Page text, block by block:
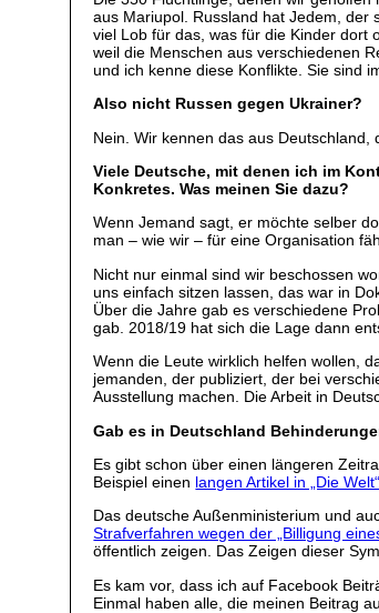
aus Mariupol. Russland hat Jedem, der
viel Lob für das, was für die Kinder dort
weil die Menschen aus verschiedenen
und ich kenne diese Konflikte. Sie sind
Also nicht Russen gegen Ukrainer?
Nein. Wir kennen das aus
Viele Deutsche, mit denen ich im
Konkretes. Was meinen Sie dazu?
Wenn Jemand sagt, er möchte selber
man – wie wir – für eine Organisation
Nicht nur einmal sind wir beschossen
uns einfach sitzen lassen, das war in
Über die Jahre gab es verschiedene
gab. 2018/19 hat sich die Lage dann
Wenn die Leute wirklich helfen wollen,
jemanden, der publiziert, der bei
Ausstellung machen. Die Arbeit in
Gab es in Deutschland
Es gibt schon über einen längeren
Beispiel einen langen Artikel in „Die Welt“
Das deutsche Außenministerium und
Strafverfahren wegen der „Billigung
öffentlich zeigen. Das Zeigen dieser
Es kam vor, dass ich auf Facebook
Einmal haben alle, die meinen Beitrag